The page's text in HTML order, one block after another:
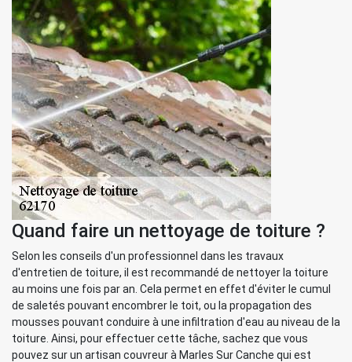
Quand faire un nettoyage de toiture ?
Selon les conseils d'un professionnel dans les travaux
d'entretien de toiture, il est recommandé de nettoyer la toiture
au moins une fois par an. Cela permet en effet d'éviter le cumul
de saletés pouvant encombrer le toit, ou la propagation des
mousses pouvant conduire à une infiltration d'eau au niveau de la
toiture. Ainsi, pour effectuer cette tâche, sachez que vous
pouvez sur un artisan couvreur à Marles Sur Canche qui est